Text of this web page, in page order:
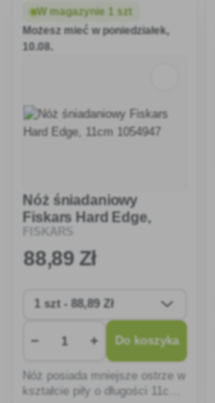
W magazynie 1 szt
Możesz mieć w poniedziałek,
10.08.
Nóż śniadaniowy
Fiskars Hard Edge,
11cm 1054947
FISKARS
88,89 Zł
− + Do koszyka
Nóż posiada mniejsze ostrze w
kształcie piły o długości 11cm,